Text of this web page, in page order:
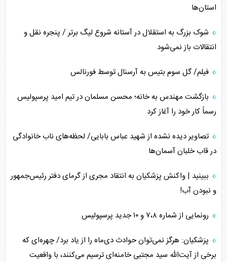
استان‌ها
شوک بزرگ به استقلال در آستانه شروع لیگ برتر / پنجره نقل و
انتقالات باز نمی‌شود
فیلم/ گل سوم بتیس به آرسنال توسط فورنالس
بازگشت مهندس به خانه؛ محسن مسلمان در تیم امید پرسپولیس
رسماً کار خود را آغاز کرد
تصاویر دیده نشده از شهید عباس بابایی/ لحظه‌های ناب خانوادگی
در قاب خلبان آسمان‌ها
ببینید | واکنش پزشکیان به انتقاد مجری از گرمای دفتر رئیس‌جمهور
و نبودن آب!
رونمایی از شماره ۷،۸ و ۱۰ جدید پرسپولیس
پزشکیان: هرگز نمی‌توان حوادث دی‌ماه را از یاد برد/ چهره‌ای که
برخی از آیت‌الله سید مجتبی خامنه‌ای ترسیم می‌کنند، با واقعیت